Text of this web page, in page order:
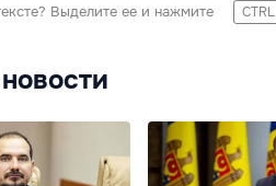
Выделите ее и нажмите CTRL